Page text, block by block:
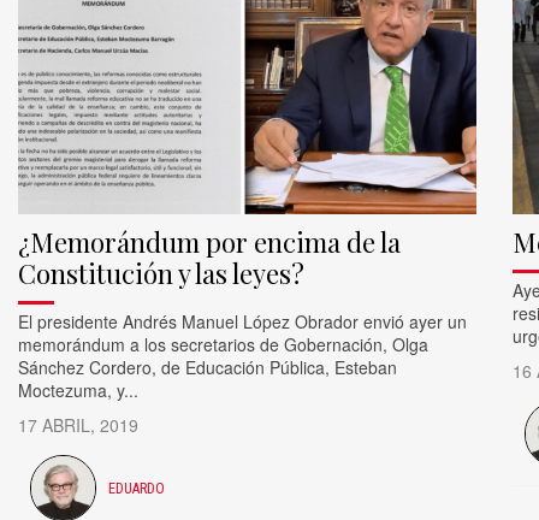
¿Memorándum por encima de la
Constitución y las leyes?
El presidente Andrés Manuel López Obrador envió ayer un
memorándum a los secretarios de Gobernación, Olga
Sánchez Cordero, de Educación Pública, Esteban
Moctezuma, y...
17 ABRIL, 2019
EDUARDO
16